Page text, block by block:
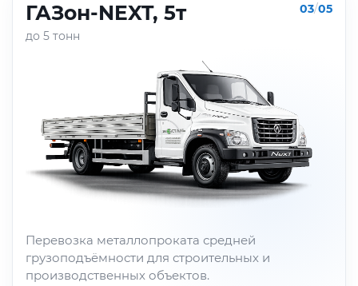
ГАЗон-NEXT, 5т
до 5 тонн
03/05
Перевозка металлопроката средней
грузоподъёмности для строительных и
производственных объектов.